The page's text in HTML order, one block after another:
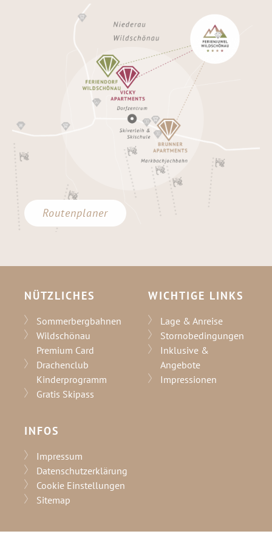
Routenplaner
NÜTZLICHES
Sommerbergbahnen
Wildschönau
Premium Card
Drachenclub
Kinderprogramm
Gratis Skipass
WICHTIGE LINKS
Lage & Anreise
Stornobedingungen
Inklusive &
Angebote
Impressionen
INFOS
Impressum
Datenschutzerklärung
Cookie Einstellungen
Sitemap